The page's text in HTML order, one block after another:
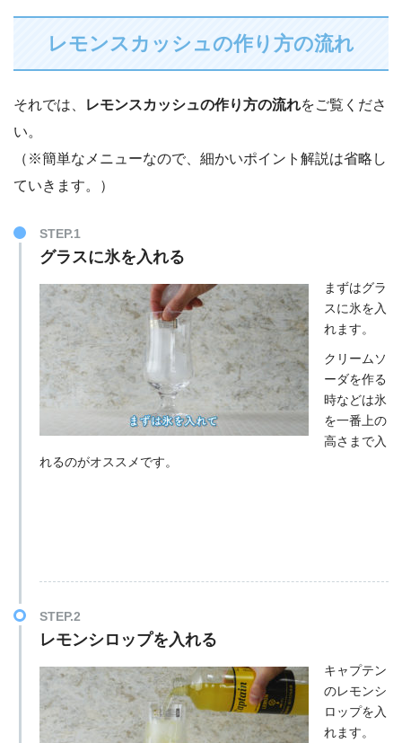
レモンスカッシュの作り方の流れ
それでは、 レモンスカッシュの作り方の流れをご覧くださ
い。
（※簡単なメニューなので、細かいポイント解説は省略し
ていきます。）
STEP.1
グラスに氷を入れる
まずはグラ
スに氷を入
れます。
クリームソ
ーダを作る
時などは氷
を一番上の
高さまで入
れるのがオススメです。
STEP.2
レモンシロップを入れる
キャプテン
のレモンシ
ロップを入
れます。